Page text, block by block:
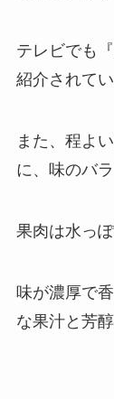
テレビでも
紹介されてい
また、程よ
に、味のバ
果肉は水っ
味が濃厚で
な果汁と芳